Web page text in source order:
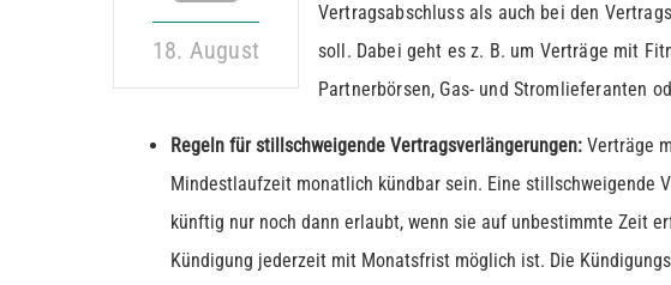
18. August
Vertragsabschluss als auch bei den
soll. Dabei geht es z. B. um Verträge mit
Partnerbörsen, Gas- und Stromlieferanten
Regeln für stillschweigende Vertragsverlängerungen: Verträge
Mindestlaufzeit monatlich kündbar sein. Eine stillschweigende
künftig nur noch dann erlaubt, wenn sie auf unbestimmte Zeit
Kündigung jederzeit mit Monatsfrist möglich ist. Die